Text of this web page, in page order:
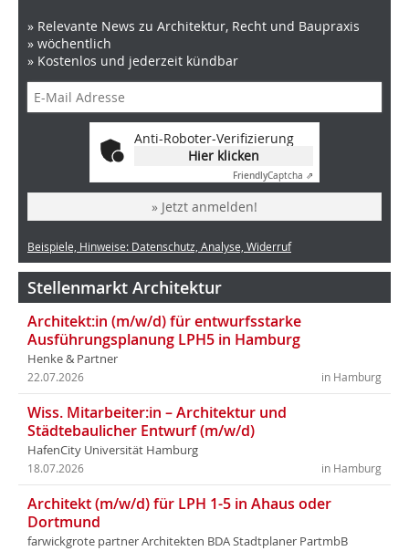
» Relevante News zu Architektur, Recht und Baupraxis
» wöchentlich
» Kostenlos und jederzeit kündbar
Anti-Roboter-Verifizierung
Hier klicken
FriendlyCaptcha ⇗
» Jetzt anmelden!
Beispiele, Hinweise: Datenschutz, Analyse, Widerruf
Stellenmarkt Architektur
Architekt:in (m/w/d) für entwurfsstarke
Ausführungsplanung LPH5 in Hamburg
Henke & Partner
in Hamburg
22.07.2026
Wiss. Mitarbeiter:in – Architektur und
Städtebaulicher Entwurf (m/w/d)
HafenCity Universität Hamburg
in Hamburg
18.07.2026
Architekt (m/w/d) für LPH 1-5 in Ahaus oder
Dortmund
farwickgrote partner Architekten BDA Stadtplaner PartmbB